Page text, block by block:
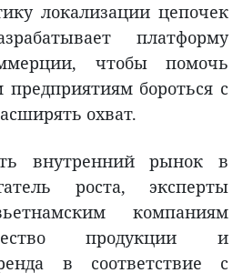
локализации цепочек
платформу
чтобы помочь
бороться с
охват.
внутренний рынок в
роста, эксперты
компаниям
продукции и
в соответствие с